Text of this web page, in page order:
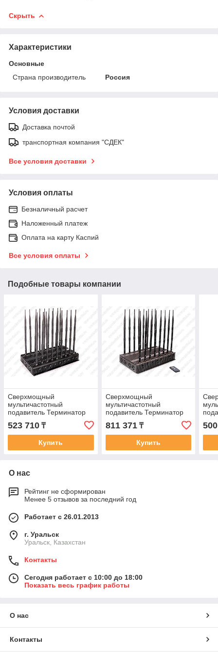
Скрыть
Характеристики
Основные
Страна производитель
Россия
Условия доставки
Доставка почтой
транспортная компания "СДЕК"
Все условия доставки
Условия оплаты
Безналичный расчет
Наложенный платеж
Оплата на карту Каспий
Все условия оплаты
Подобные товары компании
Сверхмощный
мультичастотный
подавитель Терминатор
523 710 ₸
Купить
Сверхмощный
мультичастотный
подавитель Терминатор
811 371₸
Купить
О нас
Рейтинг не сформирован
Менее 5 отзывов за последний год
Работает с 26.01.2013
г. Уральск
Уральск, Казахстан
Контакты
Сегодня работает с 10:00 до 18:00
Показать весь график работы
О нас
Контакты